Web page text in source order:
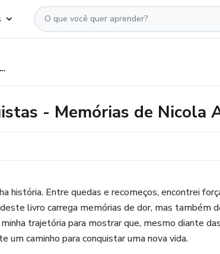
Entre Ruínas e Conquistas - Memórias de Nicola Armellini
- Memórias de Nicola
história. Entre quedas e recomeços, encontrei
livro carrega memórias de dor, mas também
trajetória para mostrar que, mesmo diante
um caminho para conquistar uma nova vida.